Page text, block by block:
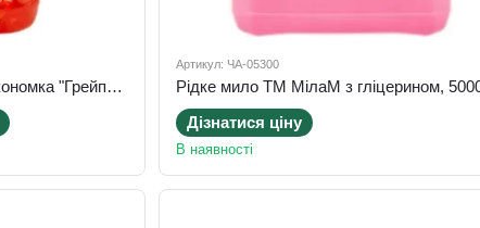
Рідке мило ТМ МілаМ Я Економка "Грейпфрут", 5000 мл
Артикул: ЧА-05300
Дізнатися ціну
В наявності